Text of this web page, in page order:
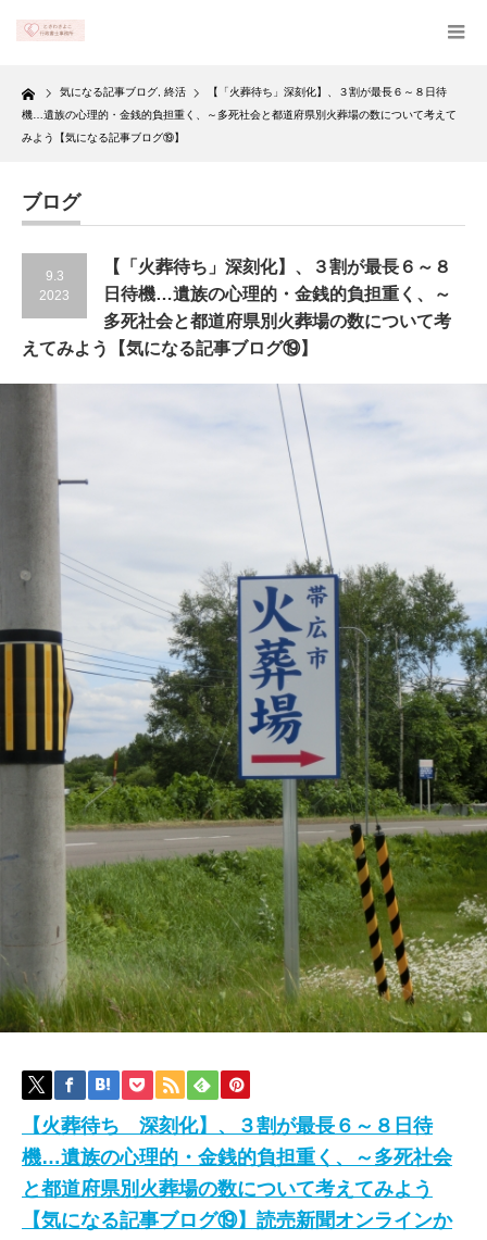
Home 気になる記事ブログ 終活
【「火葬待ち」深刻化】、３割が最長６～８日待
機…遺族の心理的・金銭的負担重く、～多死社会と都道府県別火葬場の数について考えて
みよう【気になる記事ブログ⑲】
ブログ
9.3
2023
【「火葬待ち」深刻化】、３割が最長６～８
日待機…遺族の心理的・金銭的負担重く、～
多死社会と都道府県別火葬場の数について考
えてみよう【気になる記事ブログ⑲】
【火葬待ち 深刻化】、３割が最長６～８日待
機…遺族の心理的・金銭的負担重く、～多死社会
と都道府県別火葬場の数について考えてみよう
【気になる記事ブログ⑲】読売新聞オンラインか